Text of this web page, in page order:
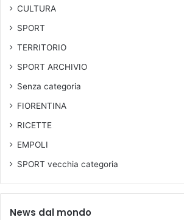
r
è
r
a
L
l
l
C
t
CULTURA
SPORT
TERRITORIO
SPORT ARCHIVIO
Senza categoria
FIORENTINA
RICETTE
EMPOLI
SPORT vecchia categoria
News dal mondo